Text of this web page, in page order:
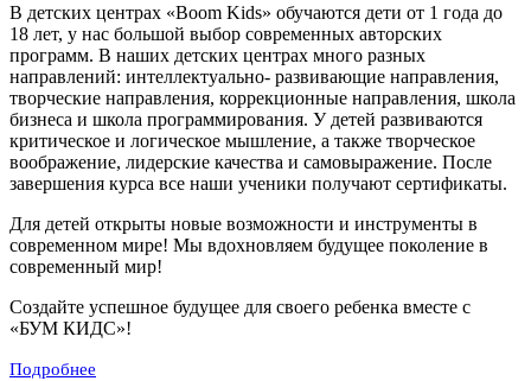
В детских центрах «Boom Kids» обучаются дети от 1 года до
18 лет, у нас большой выбор современных авторских
программ. В наших детских центрах много разных
направлений: интеллектуально- развивающие направления,
творческие направления, коррекционные направления, школа
бизнеса и школа программирования. У детей развиваются
критическое и логическое мышление, а также творческое
воображение, лидерские качества и самовыражение. После
завершения курса все наши ученики получают сертификаты.
Для детей открыты новые возможности и инструменты в
современном мире! Мы вдохновляем будущее поколение в
современный мир!
Создайте успешное будущее для своего ребенка вместе с
«БУМ КИДС»!
Подробнее